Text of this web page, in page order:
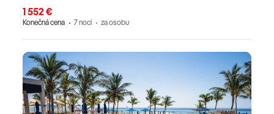
1 552 €
Konečná cena 7 nocí za osobu